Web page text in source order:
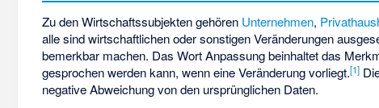
Zu den Wirtschaftssubjekten gehören Unternehmen,
alle sind wirtschaftlichen oder sonstigen Veränderungen
bemerkbar machen. Das Wort Anpassung beinhaltet das
gesprochen werden kann, wenn eine Veränderung vorliegt.[1]
negative Abweichung von den ursprünglichen Daten.